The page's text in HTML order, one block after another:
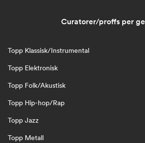
Curatorer/proffs per
Topp Klassisk/Instrumental
Topp Elektronisk
Topp Folk/Akustisk
Topp Hip-hop/Rap
Topp Jazz
Topp Metall